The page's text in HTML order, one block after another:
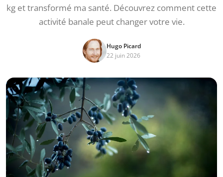
kg et transformé ma santé. Découvrez comment cette
activité banale peut changer votre vie.
Hugo Picard
22 juin 2026